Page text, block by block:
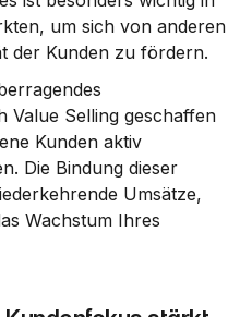
um sich von anderen
der Kunden zu fördern.
Value Selling geschaffen
Die Bindung dieser
Umsätze,
Wachstum Ihres